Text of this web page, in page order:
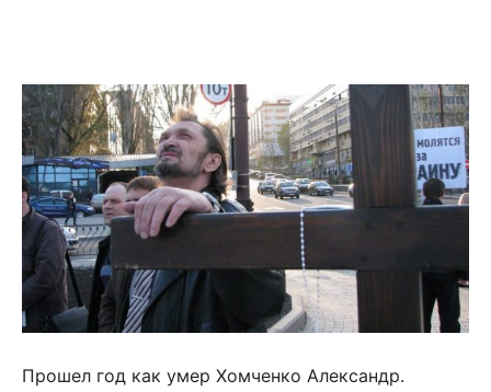
Прошел год как умер Хомченко Александр.